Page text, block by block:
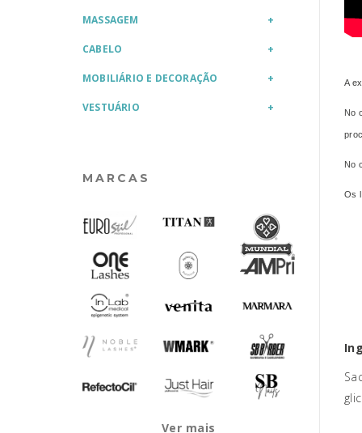
MASSAGEM
CABELO
MOBILIÁRIO E DECORAÇÃO
VESTUÁRIO
MARCAS
Ver mais
A
No
No
Os